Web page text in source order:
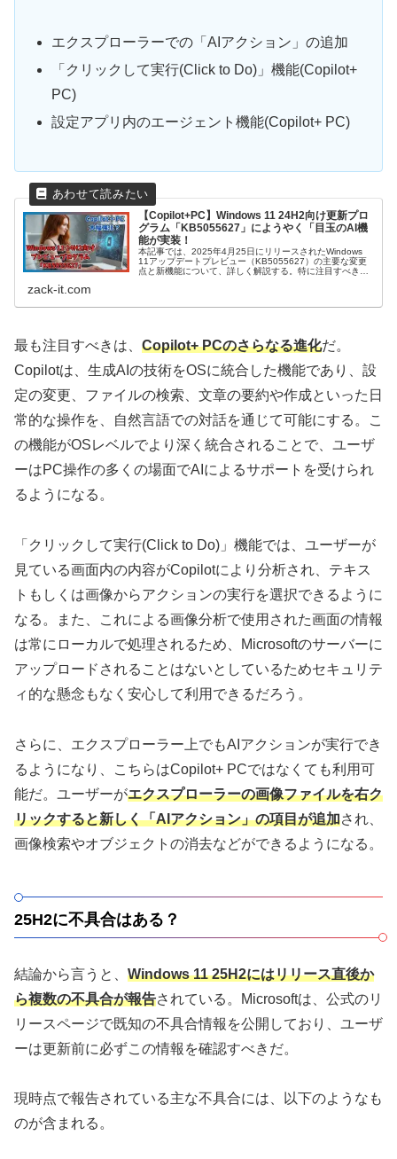
エクスプローラーでの「AIアクション」の追加
「クリックして実行(Click to Do)」機能(Copilot+
PC)
設定アプリ内のエージェント機能(Copilot+ PC)
【Copilot+PC】Windows 11 24H2向け更新プロ
グラム「KB5055627」にようやく「目玉のAI機
能が実装！
本記事では、2025年4月25日にリリースされたWindows
11アップデートプレビュー（KB5055627）の主要な変更
点と新機能について、詳しく解説する。特に注目すべき
し、より快適なPCライフを送るための一助となるだろう。
zack-it.com
最も注目すべきは、 Copilot+ PCのさらなる進化だ。
Copilotは、生成AIの技術をOSに統合した機能であり、設
定の変更、ファイルの検索、文章の要約や作成といった日
常的な操作を、自然言語での対話を通じて可能にする。こ
の機能がOSレベルでより深く統合されることで、ユーザ
ーはPC操作の多くの場面でAIによるサポートを受けられ
るようになる。
「クリックして実行(Click to Do)」機能では、ユーザーが
見ている画面内の内容がCopilotにより分析され、テキス
トもしくは画像からアクションの実行を選択できるように
なる。また、これによる画像分析で使用された画面の情報
は常にローカルで処理されるため、Microsoftのサーバーに
アップロードされることはないとしているためセキュリテ
ィ的な懸念もなく安心して利用できるだろう。
さらに、エクスプローラー上でもAIアクションが実行でき
るようになり、こちらはCopilot+ PCではなくても利用可
能だ。ユーザーがエクスプローラーの画像ファイルを右ク
リックすると新しく「AIアクション」の項目が追加され、
画像検索やオブジェクトの消去などができるようになる。
25H2に不具合はある？
結論から言うと、 Windows 11 25H2にはリリース直後か
ら複数の不具合が報告されている。Microsoftは、公式のリ
リースページで既知の不具合情報を公開しており、ユーザ
ーは更新前に必ずこの情報を確認すべきだ。
現時点で報告されている主な不具合には、以下のようなも
のが含まれる。